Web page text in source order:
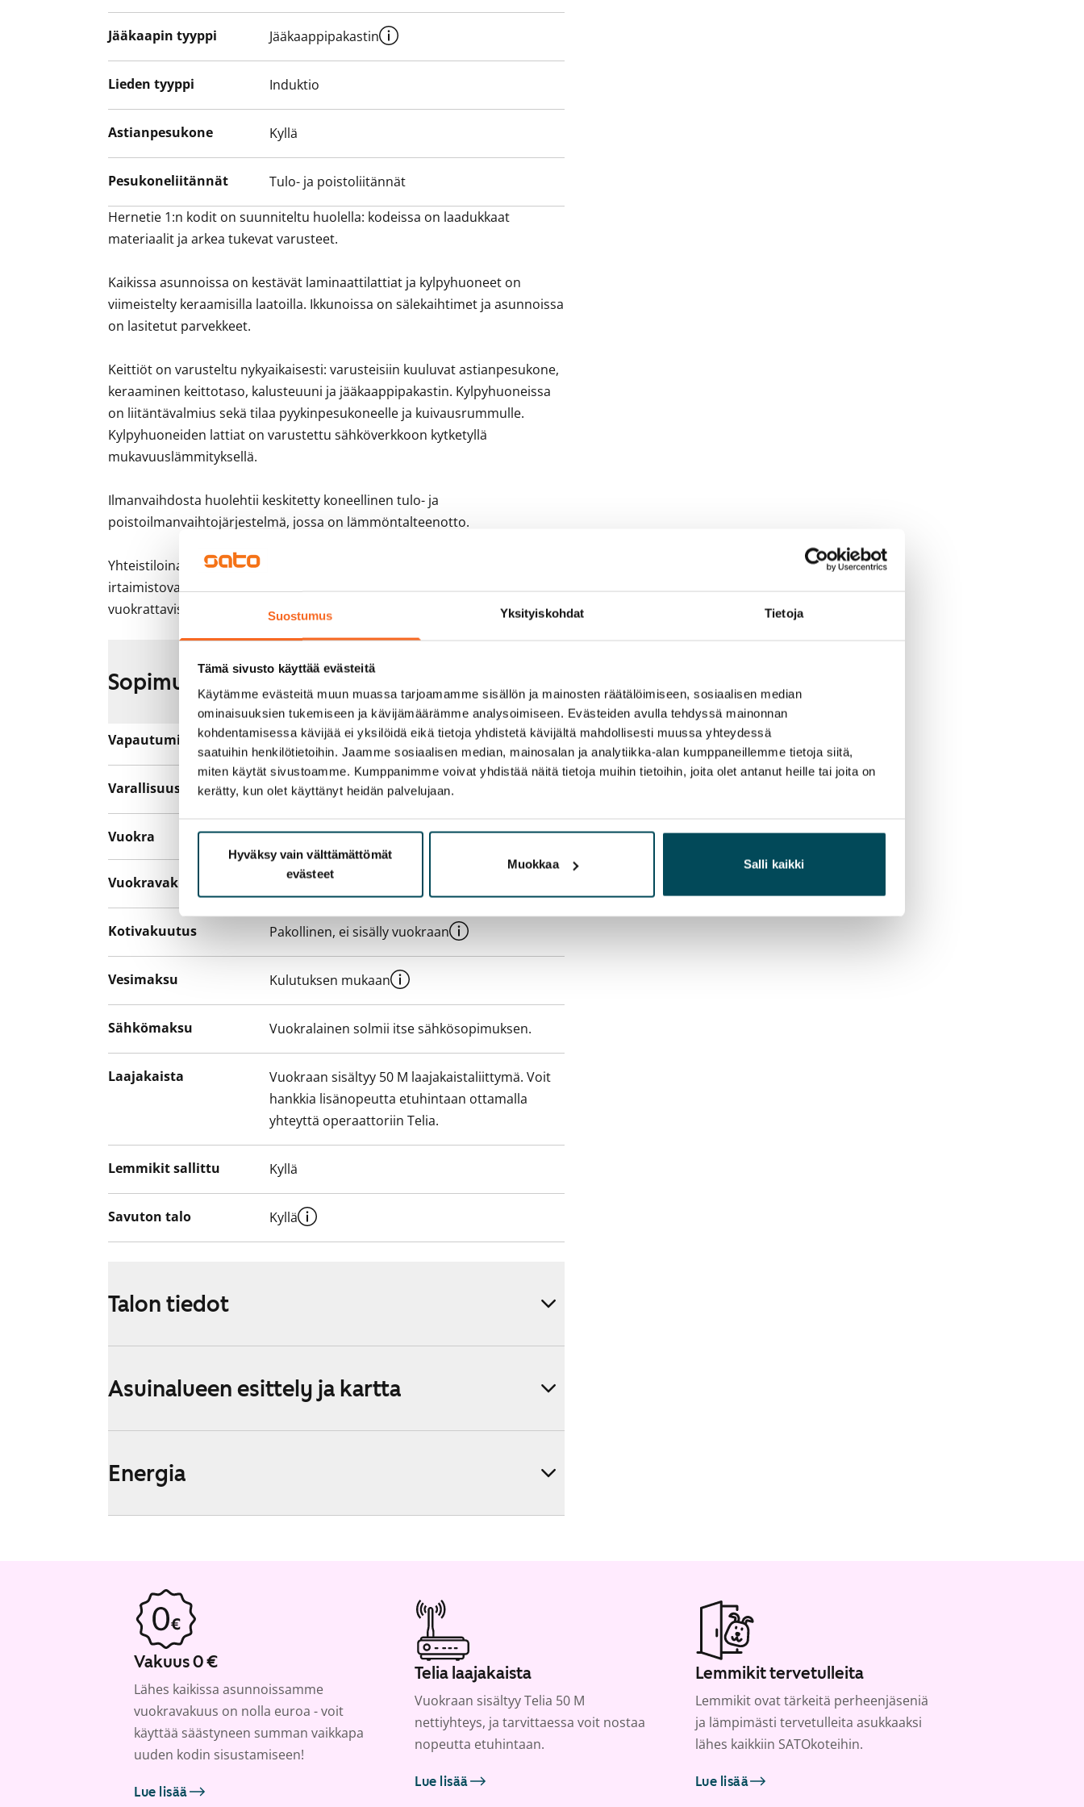
Suostumus Yksityiskohdat Tietoja
Tämä sivusto käyttää evästeitä
Käytämme evästeitä muun muassa tarjoamamme sisällön ja mainosten räätälöimiseen, sosiaalisen median
ominaisuuksien tukemiseen ja kävijämäärämme analysoimiseen. Evästeiden avulla tehdyssä mainonnan
kohdentamisessa kävijää ei yksilöidä eikä tietoja yhdistetä kävijältä mahdollisesti muussa yhteydessä
saatuihin henkilötietoihin. Jaamme sosiaalisen median, mainosalan ja analytiikka-alan kumppaneillemme tietoja siitä,
miten käytät sivustoamme. Kumppanimme voivat yhdistää näitä tietoja muihin tietoihin, joita olet antanut heille tai joita on
kerätty, kun olet käyttänyt heidän palvelujaan.
Hyväksy vain välttämättömät
evästeet
Muokkaa Salli kaikki
Jääkaapin tyyppi Jääkaappipakastin
Lieden tyyppi Induktio
Astianpesukone Kyllä
Pesukoneliitännät
Tulo- ja poistoliitännät
Hernetie 1:n kodit on suunniteltu huolella: kodeissa on laadukkaat
materiaalit ja arkea tukevat varusteet.
Kaikissa asunnoissa on kestävät laminaattilattiat ja kylpyhuoneet on
viimeistelty keraamisilla laatoilla. Ikkunoissa on sälekaihtimet ja asunnoissa
on lasitetut parvekkeet.
Keittiöt on varusteltu nykyaikaisesti: varusteisiin kuuluvat astianpesukone,
keraaminen keittotaso, kalusteuuni ja jääkaappipakastin. Kylpyhuoneissa
on liitäntävalmius sekä tilaa pyykinpesukoneelle ja kuivausrummulle.
Kylpyhuoneiden lattiat on varustettu sähköverkkoon kytketyllä
mukavuuslämmityksellä.
Ilmanvaihdosta huolehtii keskitetty koneellinen tulo- ja
poistoilmanvaihtojärjestelmä, jossa on lämmöntalteenotto.
Yhteistiloina taloyhtiössä on useita varastotiloja, asuntojen omat
irtaimistovarastot sekä kuivaushuoneita. Autohallipaikkoja on
vuokrattavissa erillisen varauksen perusteella.
Sopimus ja maksut
Vapautuminen Vuokrattu
Varallisuusrajat Ei
Vuokra
Vuokravakuus 0 €, (yrityksille min. 1 kk vuokra)
Kotivakuutus Pakollinen, ei sisälly vuokraan
Vesimaksu Kulutuksen mukaan
Sähkömaksu Vuokralainen solmii itse sähkösopimuksen.
Laajakaista
Vuokraan sisältyy 50 M laajakaistaliittymä. Voit
hankkia lisänopeutta etuhintaan ottamalla
yhteyttä operaattoriin Telia.
Lemmikit sallittu Kyllä
Savuton talo Kyllä
Talon tiedot
Asuinalueen esittely ja kartta
Energia
Vakuus 0 €
Lähes kaikissa asunnoissamme
vuokravakuus on nolla euroa - voit
käyttää säästyneen summan vaikkapa
uuden kodin sisustamiseen!
Lue lisää
Telia laajakaista
Vuokraan sisältyy Telia 50 M
nettiyhteys, ja tarvittaessa voit nostaa
nopeutta etuhintaan.
Lue lisää
Lemmikit tervetulleita
Lemmikit ovat tärkeitä perheenjäseniä
ja lämpimästi tervetulleita asukkaaksi
lähes kaikkiin SATOkoteihin.
Lue lisää